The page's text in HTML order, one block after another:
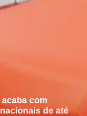
com
de até